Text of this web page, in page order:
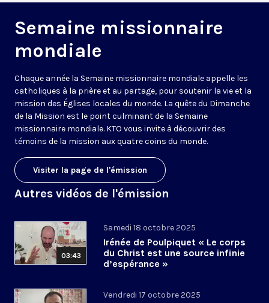
Semaine missionnaire
mondiale
Chaque année la Semaine missionnaire mondiale appelle les
catholiques à la prière et au partage, pour soutenir la vie et la
mission des Églises locales du monde. La quête du Dimanche
de la Mission est le point culminant de la Semaine
missionnaire mondiale. KTO vous invite à découvrir des
témoins de la mission aux quatre coins du monde.
Visiter la page de l'émission
Autres vidéos de l'émission
03:43
Samedi 18 octobre 2025
Irénée de Poulpiquet « Le corps
du Christ est une source infinie
d’espérance »
Vendredi 17 octobre 2025